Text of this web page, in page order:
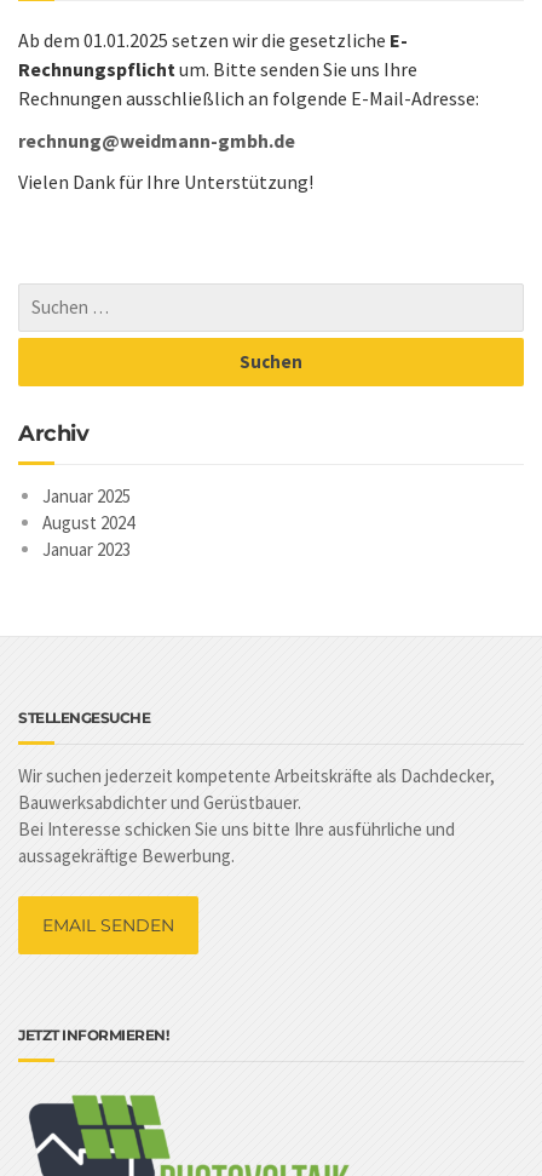
Ab dem 01.01.2025 setzen wir die gesetzliche E-
Rechnungspflichtum. Bitte senden Sie uns Ihre
Rechnungen ausschließlich an folgende E-Mail-Adresse:
rechnung@weidmann-gmbh.de
Vielen Dank für Ihre Unterstützung!
Archiv
Januar 2025
August 2024
Januar 2023
STELLENGESUCHE
Wir suchen jederzeit kompetente Arbeitskräfte als Dachdecker,
Bauwerksabdichter und Gerüstbauer.
Bei Interesse schicken Sie uns bitte Ihre ausführliche und
aussagekräftige Bewerbung.
EMAIL SENDEN
JETZT INFORMIEREN!